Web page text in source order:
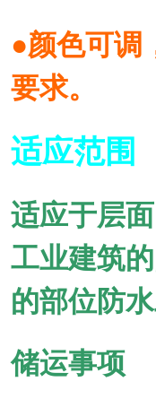
●颜色可调
要求。
适应范
适应于层
工业建筑
的部位防
储运事项